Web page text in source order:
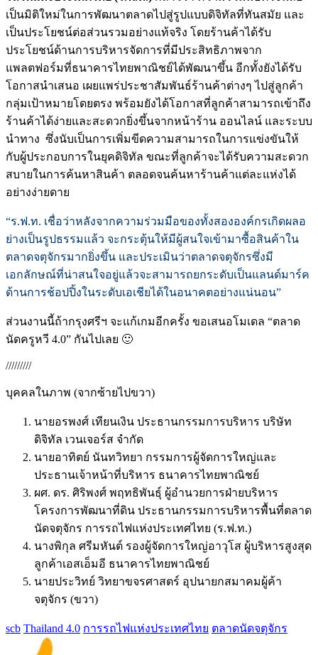
เป็นมิติใหม่ในการพัฒนาตลาดไปสู่รูปแบบดิจิทัลที่ทันสมัย และ
เป็นประโยชน์ต่อส่วนรวมอย่างแท้จริง โดยร้านค้าได้รับ
ประโยชน์ด้านการบริหารจัดการที่มีประสิทธิภาพจาก
แพลตฟอร์มที่ธนาคารไทยพาณิชย์ได้พัฒนาขึ้น อีกทั้งยังได้รับ
โอกาสนำเสนอ เผยแพร่ประชาสัมพันธ์ร้านค้าต่างๆ ไปสู่ลูกค้า
กลุ่มเป้าหมายโดยตรง พร้อมยังได้โอกาสที่ลูกค้าสามารถเข้าถึง
ร้านค้าได้ง่ายและสะดวกยิ่งขึ้นจากหน้าร้าน ออนไลน์ และระบบ
นำทาง ซึ่งนับเป็นการเพิ่มขีดความสามารถในการแข่งขันให้
กับผู้ประกอบการในยุคดิจิทัล ขณะที่ลูกค้าจะได้รับความสะดวก
สบายในการค้นหาสินค้า ตลอดจนค้นหาร้านค้าแต่ละแห่งได้
อย่างง่ายดาย
“ร.ฟ.ท. เชื่อว่าหลังจากความร่วมมือของทั้งสององค์กรเกิดผลอ
ย่างเป็นรูปธรรมแล้ว จะกระตุ้นให้มีผู้สนใจเข้ามาซื้อสินค้าใน
ตลาดจตุจักรมากยิ่งขึ้น และประเมินว่าตลาดจตุจักรซึ่งมี
เอกลักษณ์ที่น่าสนใจอยู่แล้วจะสามารถยกระดับเป็นแลนด์มาร์ค
ด้านการช้อปปิ้งในระดับเอเชียได้ในอนาคตอย่างแน่นอน”
ส่วนงานนี้ถ้ากรุงศรีฯ จะแก้เกมอีกครั้ง ขอเสนอโมเดล “ตลาด
นัดครูหวี 4.0” กันไปเลย 🙂
/////////
บุคคลในภาพ (จากซ้ายไปขวา)
นายอรพงศ์ เทียนเงิน ประธานกรรมการบริหาร บริษัท
ดิจิทัล เวนเจอร์ส จำกัด
นายอาทิตย์ นันทวิทยา กรรมการผู้จัดการใหญ่และ
ประธานเจ้าหน้าที่บริหาร ธนาคารไทยพาณิชย์
ผศ. ดร. ศิริพงศ์ พฤทธิพันธุ์ ผู้อำนวยการฝ่ายบริหาร
โครงการพัฒนาที่ดิน ประธานกรรมการบริหารพื้นที่ตลาด
นัดจตุจักร การรถไฟแห่งประเทศไทย (ร.ฟ.ท.)
นางพิกุล ศรีมหันต์ รองผู้จัดการใหญ่อาวุโส ผู้บริหารสูงสุด
ลูกค้าเอสเอ็มอี ธนาคารไทยพาณิชย์
นายประวิทย์ วิทยาขจรศาสตร์ อุปนายกสมาคมผู้ค้า
จตุจักร (ขวา)
scb Thailand 4.0 การรถไฟแห่งประเทศไทย ตลาดนัดจตุจักร